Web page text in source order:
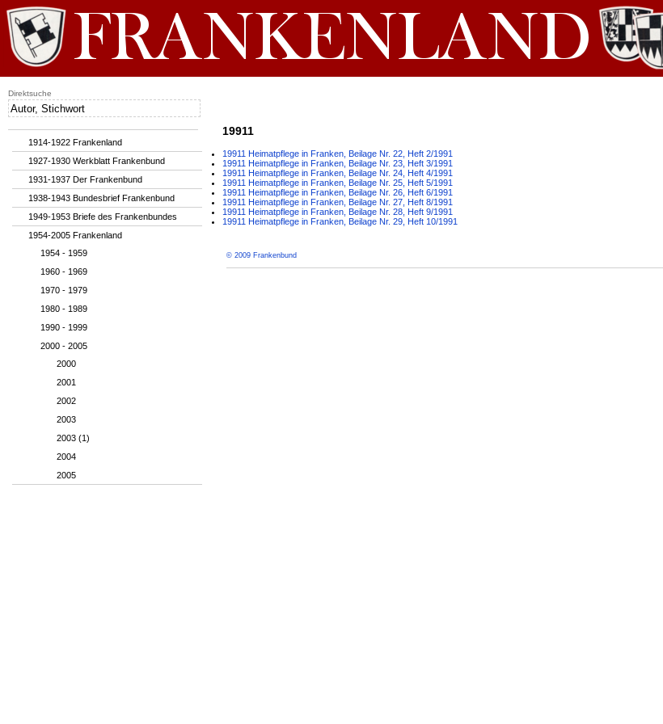
19911
19911 Heimatpflege in Franken, Beilage Nr. 22, Heft 2/1991
19911 Heimatpflege in Franken, Beilage Nr. 23, Heft 3/1991
19911 Heimatpflege in Franken, Beilage Nr. 24, Heft 4/1991
19911 Heimatpflege in Franken, Beilage Nr. 25, Heft 5/1991
19911 Heimatpflege in Franken, Beilage Nr. 26, Heft 6/1991
19911 Heimatpflege in Franken, Beilage Nr. 27, Heft 8/1991
19911 Heimatpflege in Franken, Beilage Nr. 28, Heft 9/1991
19911 Heimatpflege in Franken, Beilage Nr. 29, Heft 10/1991
© 2009 Frankenbund
1914-1922 Frankenland
1927-1930 Werkblatt Frankenbund
1931-1937 Der Frankenbund
1938-1943 Bundesbrief Frankenbund
1949-1953 Briefe des Frankenbundes
1954-2005 Frankenland
1954 - 1959
1960 - 1969
1970 - 1979
1980 - 1989
1990 - 1999
2000 - 2005
2000
2001
2002
2003
2003 (1)
2004
2005
Direktsuche